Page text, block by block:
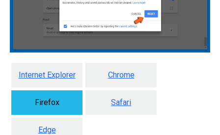
Internet Explorer Chrome
Firefox Safari
Edge